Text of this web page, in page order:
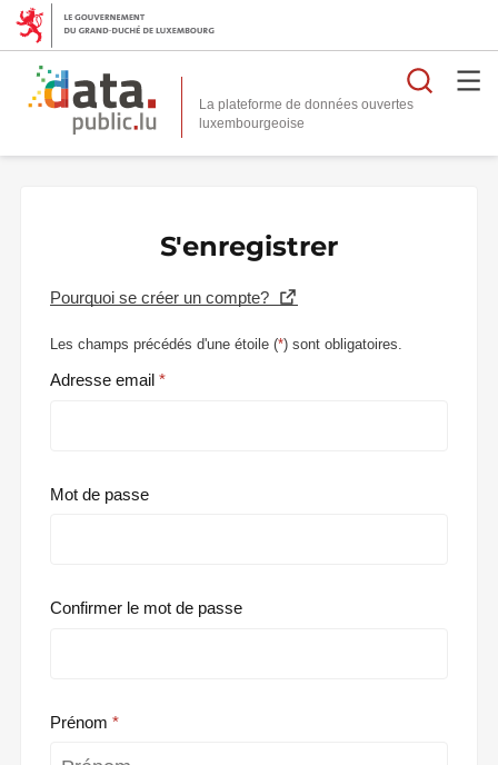
La plateforme de données ouvertes
S'enregistrer
Pourquoi se créer un compte?
Les champs précédés d'une étoile (*) sont obligatoires.
Adresse email
Mot de passe
Confirmer le mot de passe
Prénom